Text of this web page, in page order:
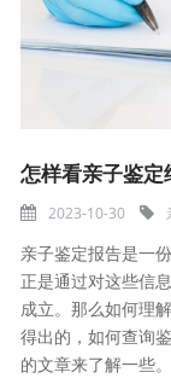
怎样看亲子鉴定
2023-10-30
亲子鉴定报告是一
正是通过对这些信
成立。那么如何理
得出的，如何查询
的文章来了解一些